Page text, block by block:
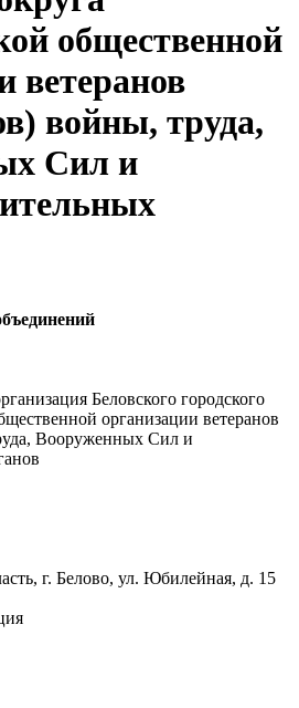
общественной
ветеранов
войны, труда,
Сил и
Беловского городского
организации ветеранов
Вооруженных Сил и
г. Белово, ул. Юбилейная, д. 15